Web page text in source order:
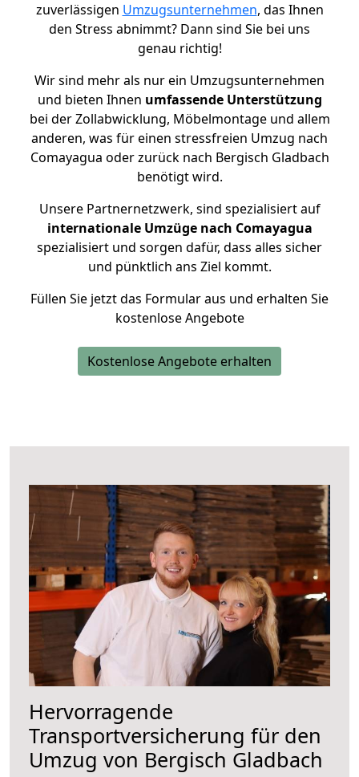
zuverlässigen Umzugsunternehmen, das Ihnen
den Stress abnimmt? Dann sind Sie bei uns
genau richtig!
Wir sind mehr als nur ein Umzugsunternehmen
und bieten Ihnen umfassende Unterstützung
bei der Zollabwicklung, Möbelmontage und allem
anderen, was für einen stressfreien Umzug nach
Comayagua oder zurück nach Bergisch Gladbach
benötigt wird.
Unsere Partnernetzwerk, sind spezialisiert auf
internationale Umzüge nach Comayagua
spezialisiert und sorgen dafür, dass alles sicher
und pünktlich ans Ziel kommt.
Füllen Sie jetzt das Formular aus und erhalten Sie
kostenlose Angebote
Kostenlose Angebote erhalten
Hervorragende
Transportversicherung für den
Umzug von Bergisch Gladbach